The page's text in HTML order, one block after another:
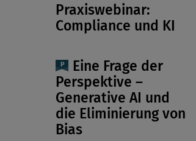
Praxiswebinar:
Compliance und KI
Eine Frage der
Perspektive –
Generative AI und
die Eliminierung von
Bias